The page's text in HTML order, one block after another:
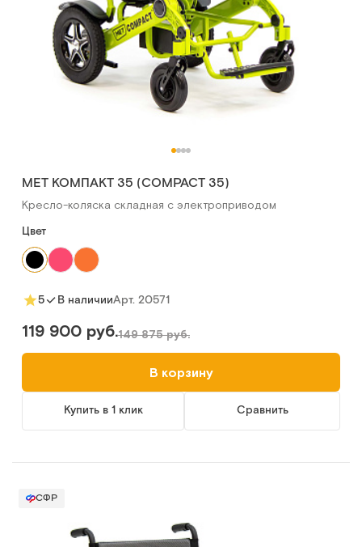
MET КОМПАКТ 35 (COMPACT 35)
Кресло-коляска складная с электроприводом
Цвет
5 В наличииАрт. 20571
119 900 руб.149 875 руб.
В корзину
Купить в 1 клик Сравнить
СФР